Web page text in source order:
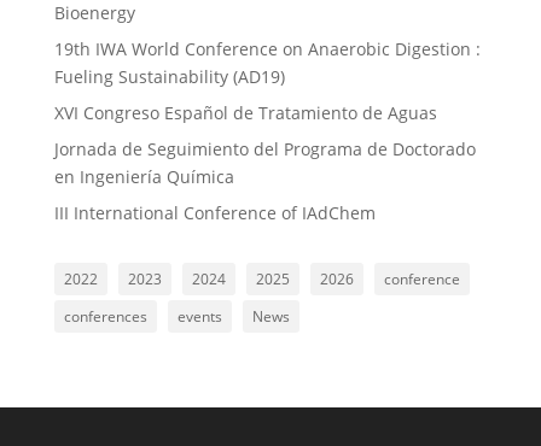
Bioenergy
19th IWA World Conference on Anaerobic Digestion :
Fueling Sustainability (AD19)
XVI Congreso Español de Tratamiento de Aguas
Jornada de Seguimiento del Programa de Doctorado
en Ingeniería Química
III International Conference of IAdChem
2022 2023 2024 2025 2026
conference
conferences
events News